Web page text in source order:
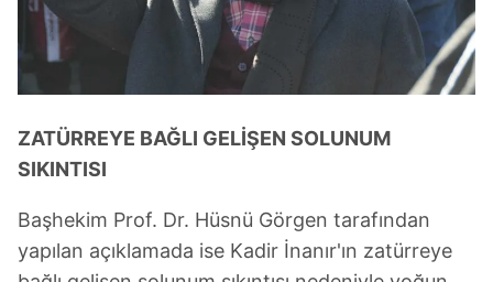
ZATÜRREYE BAĞLI GELİŞEN SOLUNUM
SIKINTISI
Başhekim Prof. Dr. Hüsnü Görgen tarafından
yapılan açıklamada ise Kadir İnanır'ın zatürreye